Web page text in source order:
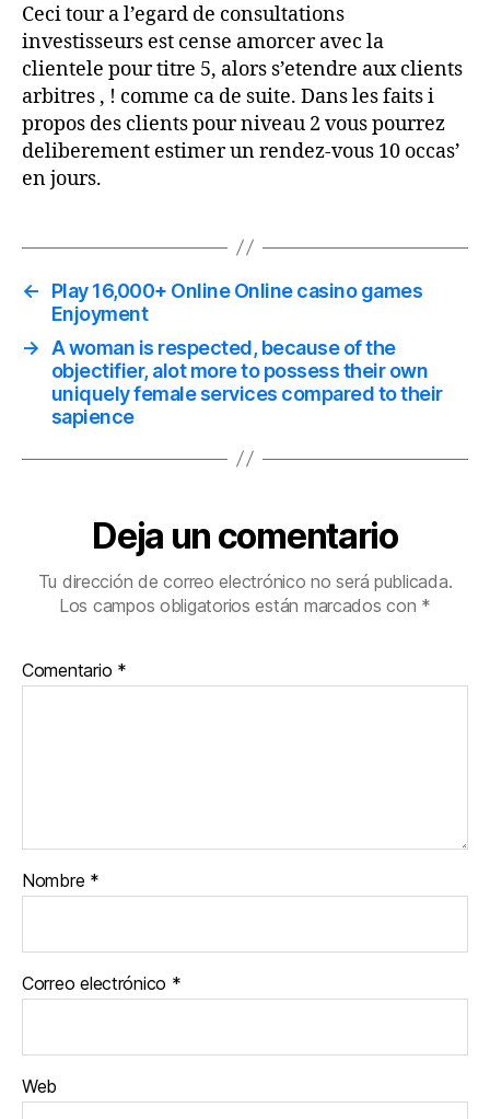
Ceci tour a l’egard de consultations
investisseurs est cense amorcer avec la
clientele pour titre 5, alors s’etendre aux clients
arbitres , ! comme ca de suite. Dans les faits i
propos des clients pour niveau 2 vous pourrez
deliberement estimer un rendez-vous 10 occas’
en jours.
←
Play 16,000+ Online Online casino games
Enjoyment
→ A woman is respected, because of the
objectifier, alot more to possess their own
uniquely female services compared to their
sapience
Deja un comentario
Tu dirección de correo electrónico no será publicada.
Los campos obligatorios están marcados con *
Comentario *
Nombre *
Correo electrónico *
Web